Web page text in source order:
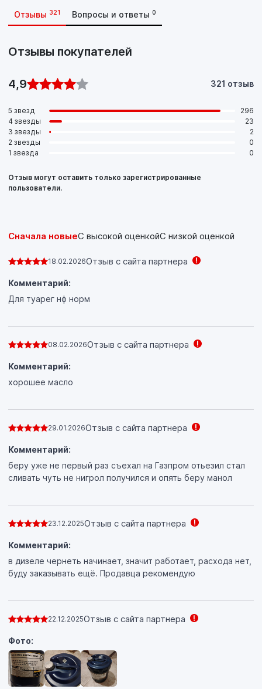
Отзывы 321 Вопросы и ответы 0
Отзывы покупателей
4,9 321 отзыв
5 звезд
296
4 звезды
23
3 звезды
2
2 звезды
0
1 звезда
0
Отзыв могут оставить только зарегистрированные
пользователи.
Сначала новыеС высокой оценкойС низкой оценкой
18.02.2026Отзыв с сайта партнера
Комментарий:
Для туарег нф норм
08.02.2026Отзыв с сайта партнера
Комментарий:
хорошее масло
29.01.2026Отзыв с сайта партнера
Комментарий:
беру уже не первый раз съехал на Газпром отьезил стал
сливать чуть не нигрол получился и опять беру манол
23.12.2025Отзыв с сайта партнера
Комментарий:
в дизеле чернеть начинает, значит работает, расхода нет,
буду заказывать ещё. Продавца рекомендую
22.12.2025Отзыв с сайта партнера
Фото: